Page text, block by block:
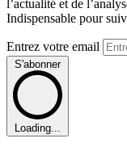
l’actualité et de
Indispensable pour
Entrez votre email
S'abonner
Loading...